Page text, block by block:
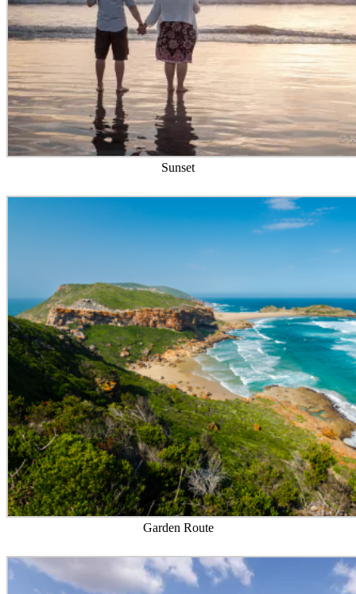
Sunset
Garden Route